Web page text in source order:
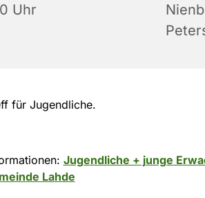
Uhr
für Jugendliche.
Jugendliche + junge
Lahde